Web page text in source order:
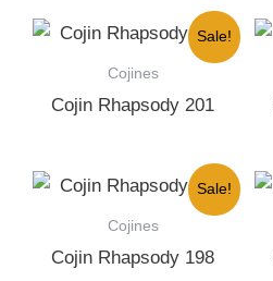
Sale!
Cojines
Cojin Rhapsody 201
Sale!
Cojines
Cojin Rhapsody 198